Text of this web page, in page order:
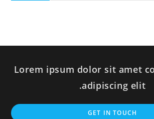
Lorem ipsum dolor sit amet
adipiscing elit.
GET IN TOUCH